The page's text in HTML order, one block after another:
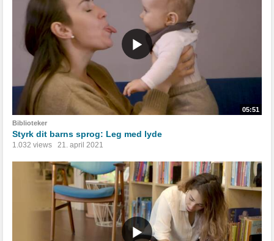
05:51
Biblioteker
Styrk dit barns sprog: Leg med lyde
1.032 views 21. april 2021